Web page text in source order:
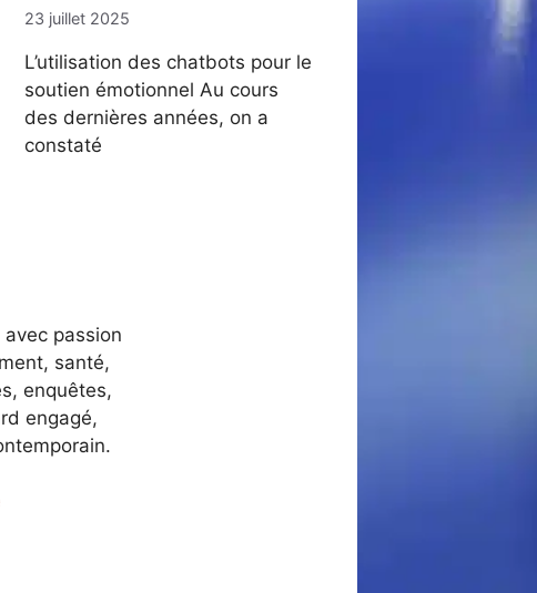
23 juillet 2025
L’utilisation des chatbots pour le
soutien émotionnel Au cours
des dernières années, on a
constaté
passion
santé,
enquêtes,
engagé,